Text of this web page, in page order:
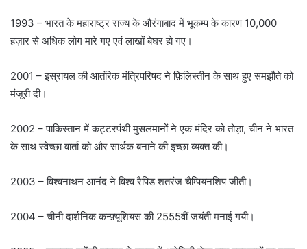
1993 – भारत के महाराष्ट्र राज्य के औरंगाबाद में भूकम्प के कारण 10,000
हज़ार से अधिक लोग मारे गए एवं लाखों बेघर हो गए।
2001 – इस्रायल की आतंरिक मंत्रिपरिषद ने फ़िलिस्तीन के साथ हुए समझौते को
मंजूरी दी।
2002 – पाकिस्तान में कट्टरपंथी मुसलमानों ने एक मंदिर को तोड़ा, चीन ने भारत
के साथ स्वेच्छा वार्ता को और सार्थक बनाने की इच्छा व्यक्त की।
2003 – विश्वनाथन आनंद ने विश्व रैपिड शतरंज चैम्पियनशिप जीती।
2004 – चीनी दार्शनिक कन्फ़्यूशियस की 2555वीं जयंती मनाई गयी।